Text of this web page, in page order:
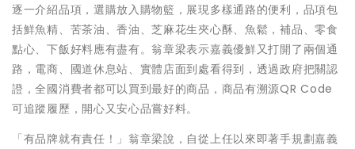
逐一介紹品項，選購放入購物籃，展現多樣通路的便利，品項包
括鮮魚精、苦茶油、香油、芝麻花生夾心酥、魚鬆，補品、零食
點心、下飯好料應有盡有。翁章梁表示嘉義優鮮又打開了兩個通
路，電商、國道休息站、實體店面到處看得到，透過政府把關認
證，全國消費者都可以買到最好的商品，商品有溯源QR Code
可追蹤履歷，開心又安心品嘗好料。
「有品牌就有責任！」翁章梁說，自從上任以來即著手規劃嘉義